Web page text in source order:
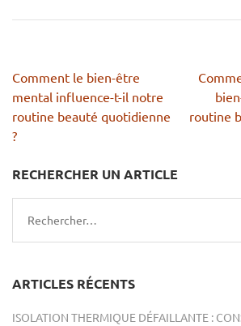
Navigation
de
l’article
Comment le bien-être
mental influence-t-il notre
routine beauté quotidienne
?
routine
RECHERCHER UN ARTICLE
Rechercher :
ARTICLES RÉCENTS
ISOLATION THERMIQUE DÉFAILLANTE :